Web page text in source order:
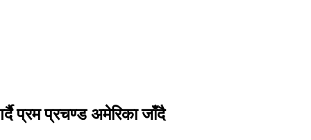
प्रम प्रचण्ड अमेरिका जाँदै